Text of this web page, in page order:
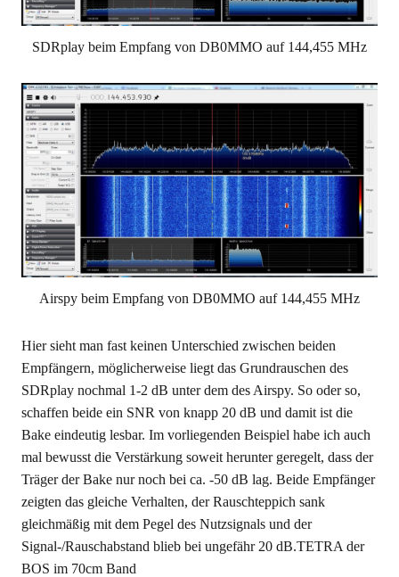
SDRplay beim Empfang von DB0MMO auf 144,455 MHz
Airspy beim Empfang von DB0MMO auf 144,455 MHz
Hier sieht man fast keinen Unterschied zwischen beiden
Empfängern, möglicherweise liegt das Grundrauschen des
SDRplay nochmal 1-2 dB unter dem des Airspy. So oder so,
schaffen beide ein SNR von knapp 20 dB und damit ist die
Bake eindeutig lesbar. Im vorliegenden Beispiel habe ich auch
mal bewusst die Verstärkung soweit herunter geregelt, dass der
Träger der Bake nur noch bei ca. -50 dB lag. Beide Empfänger
zeigten das gleiche Verhalten, der Rauschteppich sank
gleichmäßig mit dem Pegel des Nutzsignals und der
Signal-/Rauschabstand blieb bei ungefähr 20 dB.TETRA der
BOS im 70cm Band